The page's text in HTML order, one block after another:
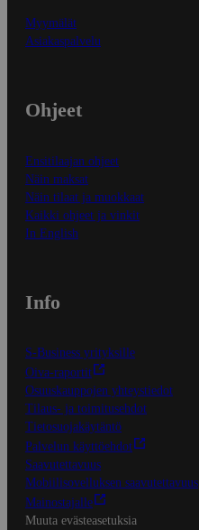
Myymälät
Asiakaspalvelu
Ohjeet
Ensitilaajan ohjeet
Näin maksat
Näin tilaat ja muokkaat
Kaikki ohjeet ja vinkit
In English
Info
S-Business yrityksille
Oiva-raportit
Osuuskauppojen yhteystiedot
Tilaus- ja toimitusehdot
Tietosuojakäytäntö
Palvelun käyttöehdot
Saavutettavuus
Mobiilisovelluksen saavutettavuus
Mainostajalle
Muuta evästeasetuksia